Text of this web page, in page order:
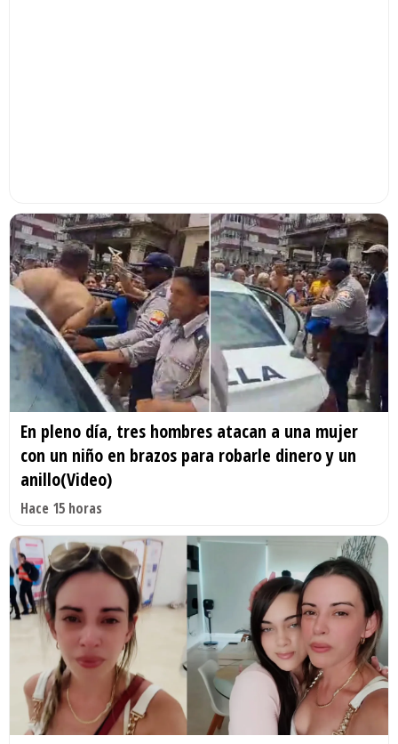
En pleno día, tres hombres atacan a una mujer
con un niño en brazos para robarle dinero y un
anillo(Video)
Hace 15 horas